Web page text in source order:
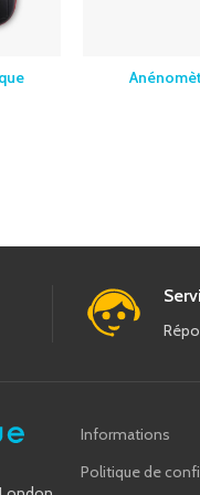
Informations
Politique de